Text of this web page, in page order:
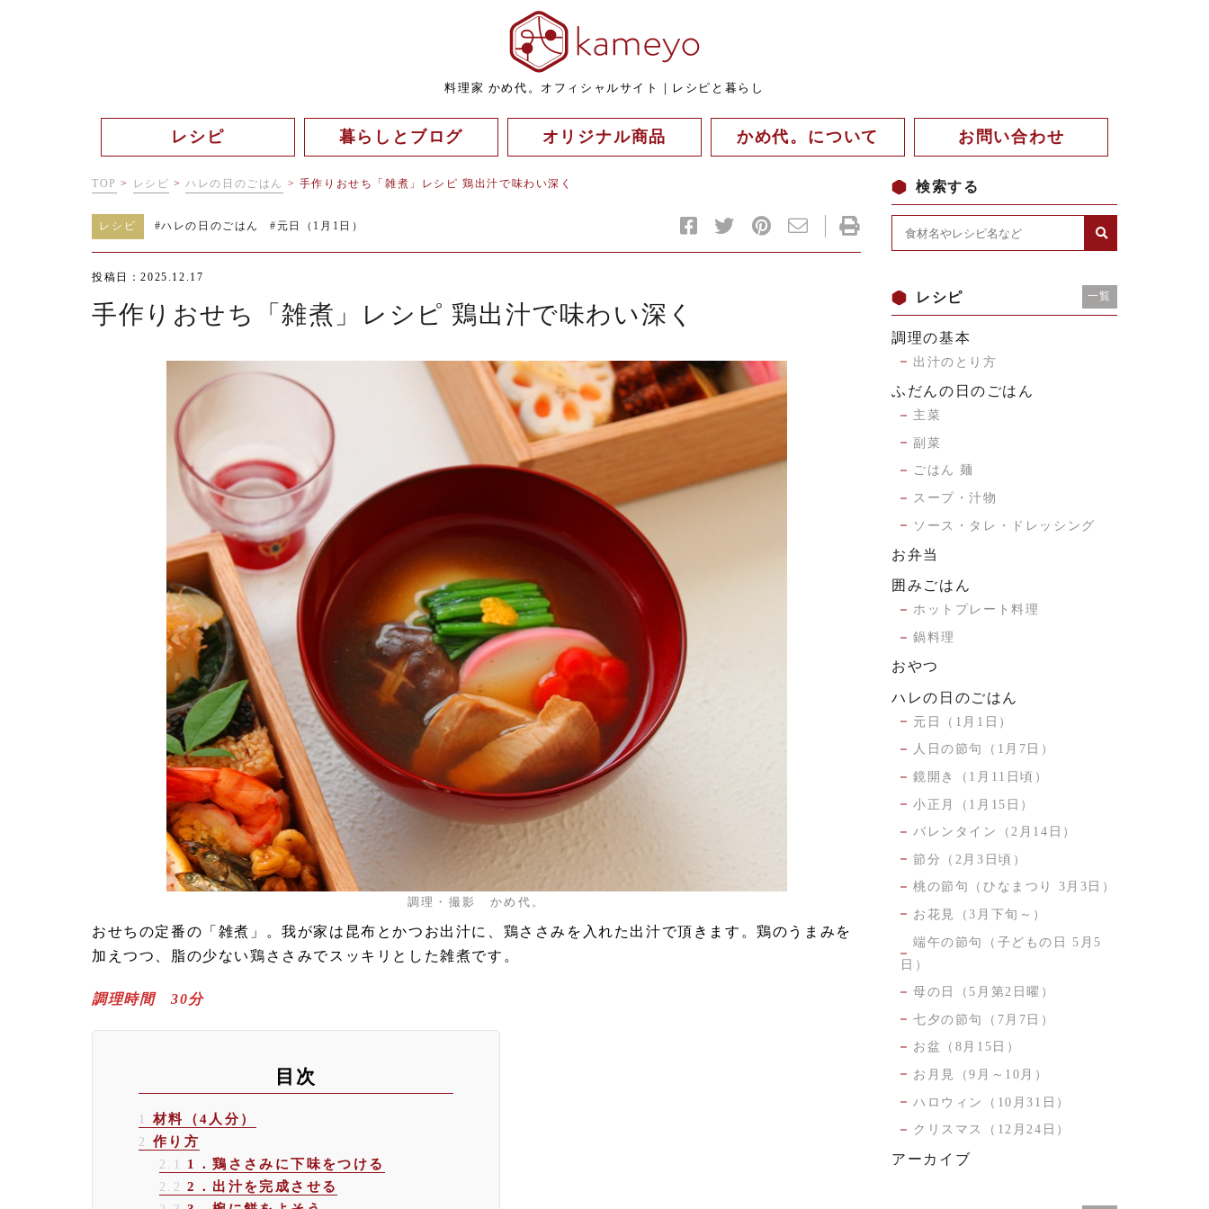
料理家 かめ代。オフィシャルサイト｜レシピと暮らし
レシピ 暮らしとブログ オリジナル商品 かめ代。について お問い合わせ
TOP > レシピ >ハレの日のごはん > 手作りおせち「雑煮」レシピ 鶏出汁で味わい深く
レシピ #ハレの日のごはん #元日（1月1日）
投稿日：2025.12.17
手作りおせち「雑煮」レシピ 鶏出汁で味わい深く
調理・撮影 かめ代。
おせちの定番の「雑煮」。我が家は昆布とかつお出汁に、鶏ささみを入れた出汁で頂きます。鶏のうまみを
加えつつ、脂の少ない鶏ささみでスッキリとした雑煮です。
調理時間 30分
目次
1 材料（4人分）
2 作り方
2.1 1．鶏ささみに下味をつける
2.2 2．出汁を完成させる
検索する
レシピ 一覧
調理の基本
出汁のとり方
ふだんの日のごはん
主菜
副菜
ごはん 麺
スープ・汁物
ソース・タレ・ドレッシング
お弁当
囲みごはん
ホットプレート料理
鍋料理
おやつ
ハレの日のごはん
元日（1月1日）
人日の節句（1月7日）
鏡開き（1月11日頃）
小正月（1月15日）
バレンタイン（2月14日）
節分（2月3日頃）
桃の節句（ひなまつり 3月3日）
お花見（3月下旬～）
端午の節句（子どもの日 5月5
日）
母の日（5月第2日曜）
七夕の節句（7月7日）
お盆（8月15日）
お月見（9月～10月）
ハロウィン（10月31日）
クリスマス（12月24日）
アーカイブ